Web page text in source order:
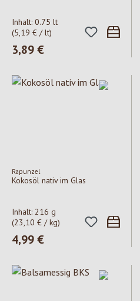
Inhalt: 0.75 lt
(5,19 € / lt)
Regulärer Preis:
3,89 €
Rapunzel
Kokosöl nativ im Glas
Inhalt: 216 g
(23,10 € / kg)
Regulärer Preis:
4,99 €